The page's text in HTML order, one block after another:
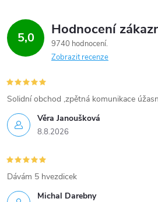
5,0 Hodnocení
9740 hodnocení
Zobrazit recenze
Věra Janoušková
8.8.2026
Solidní obchod ,zpětná komunikace
Michal Darebny
Dávám 5 hvezdicek